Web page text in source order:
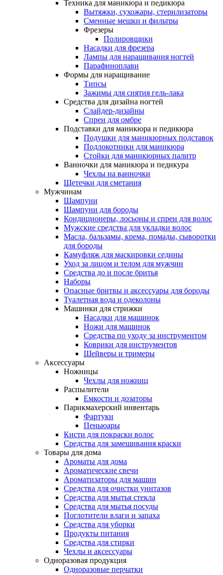
Техника для маникюра и педикюра
Вытяжки, сухожары, стерилизаторы
Сменные мешки и фильтры
Фрезеры
Полировщики
Насадки для фрезера
Лампы для наращивания ногтей
Парафиноплави
Формы для наращивание
Типсы
Зажимы для снятия гель-лака
Средства для дизайна ногтей
Слайдер-дизайны
Спреи для омбре
Подставки для маникюра и педикюра
Подушки для маникюрных подставок
Подлокотники для маникюра
Стойки для маникюрных палитр
Ванночки для маникюра и педикура
Чехлы на ванночки
Щетечки для сметания
Мужчинам
Шампуни
Шампуни для бороды
Кондиционеры, лосьоны и спреи для волос
Мужские средства для укладки волос
Масла, бальзамы, крема, помады, сыворотки
для бороды
Камуфляж для маскировки седины
Уход за лицом и телом для мужчин
Средства до и после бритья
Наборы
Опасные бритвы и аксессуары для бороды
Туалетная вода и одеколоны
Машинки для стрижки
Насадки для машинок
Ножи для машинок
Средства по уходу за инструментом
Коврики для инструментов
Шейверы и тримеры
Аксессуары
Ножницы
Чехлы для ножниц
Распылители
Емкости и дозаторы
Парикмахерский инвентарь
Фартуки
Пеньюары
Кисти для покраски волос
Средства для замешивания краски
Товары для дома
Ароматы для дома
Ароматические свечи
Ароматизаторы для машин
Средства для очистки унитазов
Средства для мытья стекла
Средства для мытья посуды
Поглотители влаги и запаха
Средства для уборки
Продукты питания
Средства для стирки
Чехлы и аксессуары
Одноразовая продукция
Одноразовые перчатки